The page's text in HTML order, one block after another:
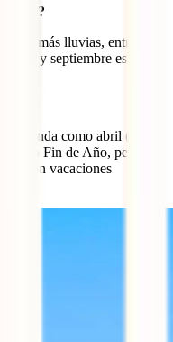
de más lluvias, entre julio
y septiembre es el
como abril (por el
o Fin de Año, pero la
con vacaciones